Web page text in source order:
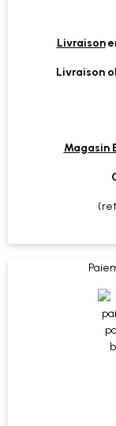
Livraison
Livraison
Magasin